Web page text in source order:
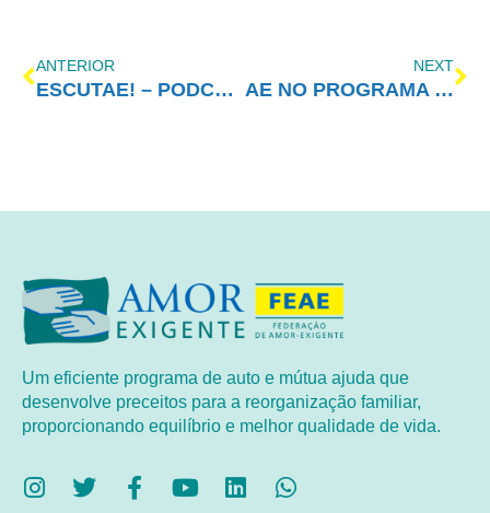
ANTERIOR
ESCUTAE! – PODCAST DO AMOR-EXIGENTE – EPISÓDIO 8
NEXT
AE NO PROGRAMA VIDA MELHOR – REDEVIDA – 18/05/2020
Um eficiente programa de auto e mútua ajuda que
desenvolve preceitos para a reorganização familiar,
proporcionando equilíbrio e melhor qualidade de vida.